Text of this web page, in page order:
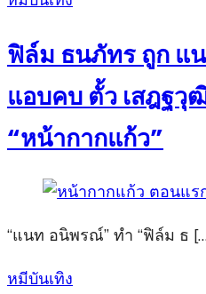
ฟิล์ม ธนภัทร ถูก แ
แอบคบ ตั้ว เสฎฐวุ
“หน้ากากแก้ว”
“แนท อนิพรณ์” ทำ “ฟิล์ม ธ
Posted
หมีบันเทิง